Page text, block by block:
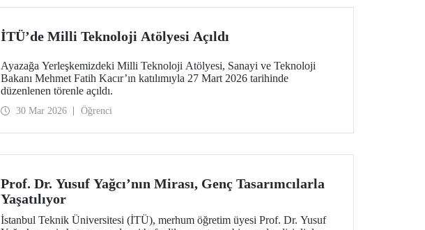
İTÜ’de Milli Teknoloji Atölyesi Açıldı
Ayazağa Yerleşkemizdeki Milli Teknoloji Atölyesi, Sanayi ve Teknoloji
Bakanı Mehmet Fatih Kacır’ın katılımıyla 27 Mart 2026 tarihinde
düzenlenen törenle açıldı.
30 Mar 2026 Öğrenci
Prof. Dr. Yusuf Yağcı’nın Mirası, Genç Tasarımcılarla
Yaşatılıyor
İstanbul Teknik Üniversitesi (İTÜ), merhum öğretim üyesi Prof. Dr. Yusuf